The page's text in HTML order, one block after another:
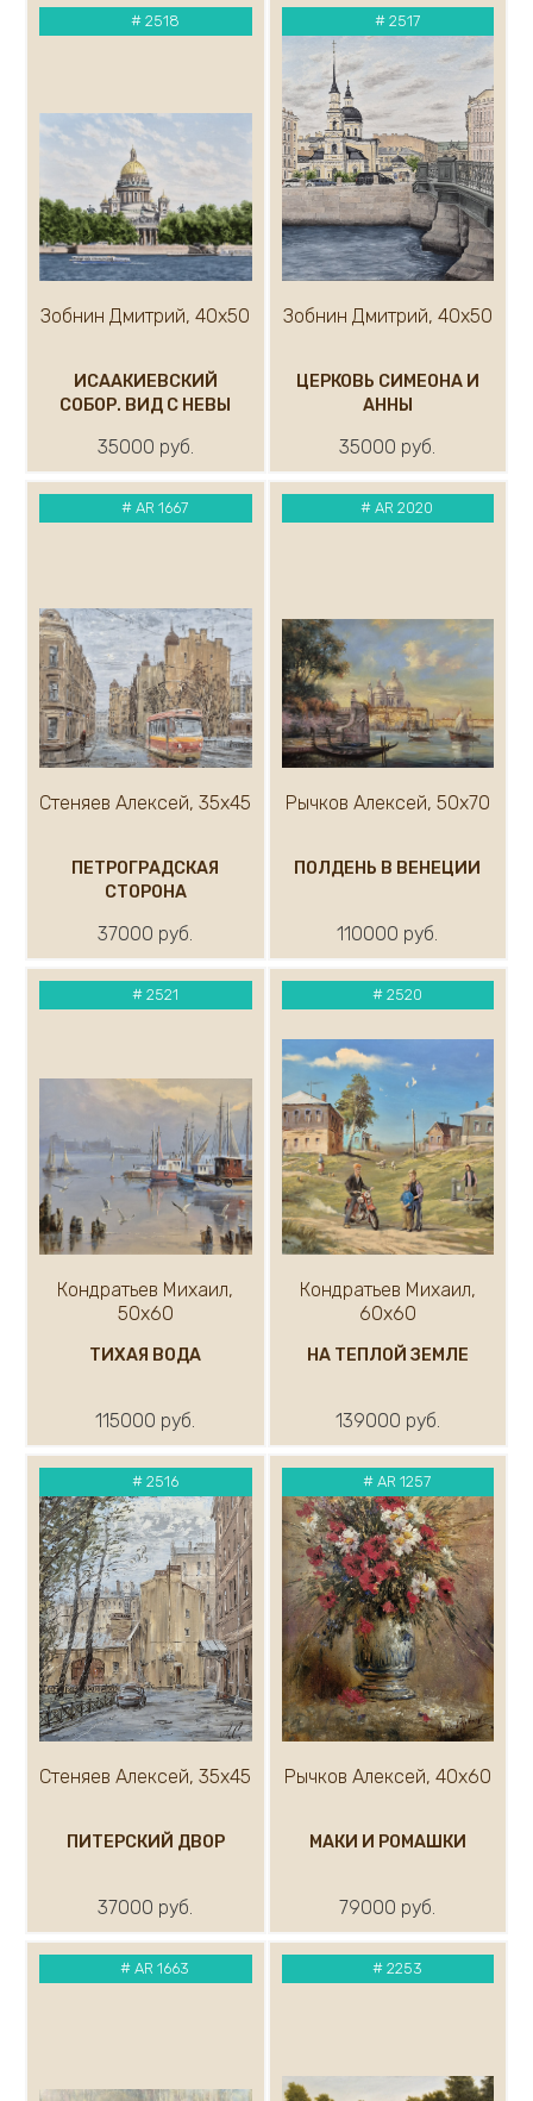
# 2518
Зобнин Дмитрий, 40х50
ИСААКИЕВСКИЙ
СОБОР. ВИД С НЕВЫ
35000 руб.
# 2517
Зобнин Дмитрий, 40х50
ЦЕРКОВЬ СИМЕОНА И
АННЫ
35000 руб.
#AR 1667
Стеняев Алексей, 35х45
ПЕТРОГРАДСКАЯ
СТОРОНА
37000 руб.
# AR 2020
Рычков Алексей, 50х70
ПОЛДЕНЬ В ВЕНЕЦИИ
110000 руб.
# 2521
Кондратьев Михаил,
50х60
ТИХАЯ ВОДА
115000 руб.
# 2520
Кондратьев Михаил,
60х60
НА ТЕПЛОЙ ЗЕМЛЕ
139000 руб.
# 2516
Стеняев Алексей, 35х45
ПИТЕРСКИЙ ДВОР
37000 руб.
# AR 1257
Рычков Алексей, 40х60
МАКИ И РОМАШКИ
79000 руб.
#AR 1663 # 2253